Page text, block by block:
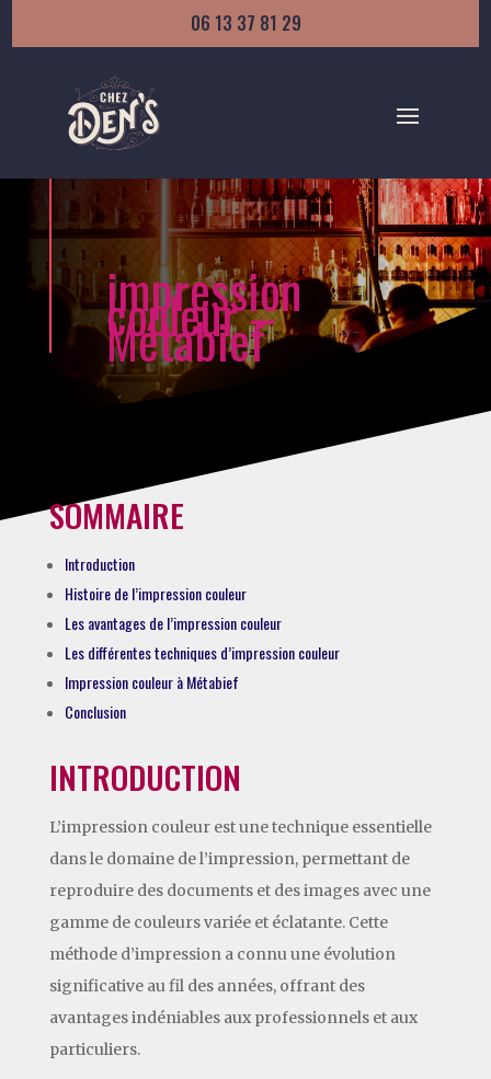
06 13 37 81 29
impression
couleur –
Métabief
SOMMAIRE
Introduction
Histoire de l’impression couleur
Les avantages de l’impression couleur
Les différentes techniques d’impression couleur
Impression couleur à Métabief
Conclusion
INTRODUCTION
L’impression couleur est une technique essentielle
dans le domaine de l’impression, permettant de
reproduire des documents et des images avec une
gamme de couleurs variée et éclatante. Cette
méthode d’impression a connu une évolution
significative au fil des années, offrant des
avantages indéniables aux professionnels et aux
particuliers.